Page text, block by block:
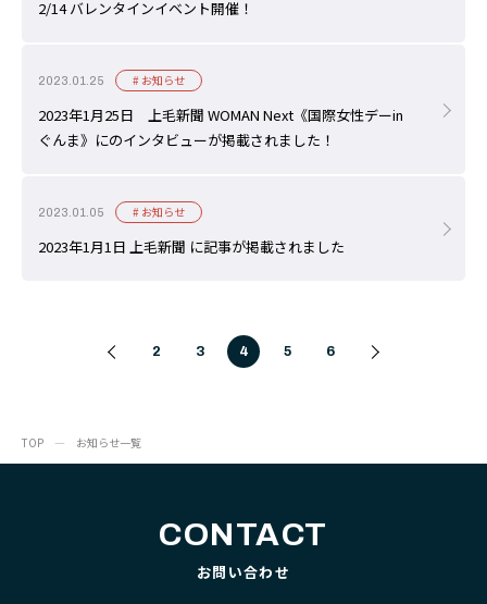
2/14 バレンタインイベント開催！
2023.01.25 # お知らせ
2023年1月25日 上毛新聞 WOMAN Next《国際女性デーin
ぐんま》にのインタビューが掲載されました！
2023.01.05 # お知らせ
2023年1月1日 上毛新聞 に記事が掲載されました
2 3 4 5 6
TOP お知らせ一覧
CONTACT
お問い合わせ